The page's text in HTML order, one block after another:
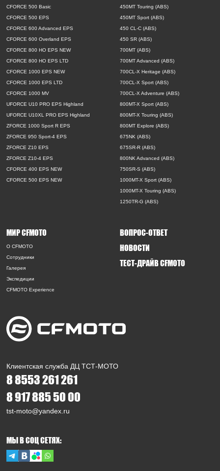
Клиентская служба ДЦ ТСТ-МОТО
8 8553 261 261
8 917 885 50 00
tst-moto@yandex.ru
МЫ В СОЦ СЕТЯХ:
CFORCE 500 Basic
CFORCE 500 EPS
CFORCE 600 Advanced EPS
CFORCE 600 Overland EPS
CFORCE 800 HO EPS NEW
CFORCE 800 HO EPS LTD
CFORCE 1000 EPS NEW
CFORCE 1000 EPS LTD
CFORCE 1000 MV
UFORCE U10 PRO EPS Highland
UFORCE U10XL PRO EPS Highland
ZFORCE 1000 Sport R EPS
ZFORCE 950 Sport-4 EPS
ZFORCE Z10 EPS
ZFORCE Z10-4 EPS
CFORCE 400 EPS NEW
CFORCE 500 EPS NEW
450MT Touring (ABS)
450MT Sport (ABS)
450 CL-C (ABS)
450 SR (ABS)
700MT (ABS)
700MT Advanced (ABS)
700CL-X Heritage (ABS)
700CL-X Sport (ABS)
700CL-X Adventure (ABS)
800MT-X Sport (ABS)
800MT-X Touring (ABS)
800MT Explore (ABS)
675NK (ABS)
675SR-R (ABS)
800NK Advanced (ABS)
750SR-S (ABS)
1000MT-X Sport (ABS)
1000MT-X Touring (ABS)
1250TR-G (ABS)
МИР CFMOTO
O CFMOTO
Сотрудники
Галерея
Экспедиции
CFMOTO Experience
ВОПРОС-ОТВЕТ
НОВОСТИ
ТЕСТ-ДРАЙВ CFMOTO